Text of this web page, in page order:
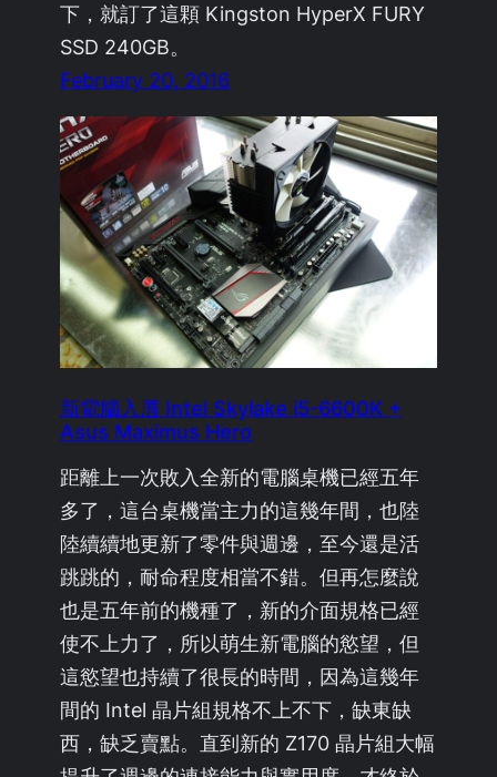
下，就訂了這顆 Kingston HyperX FURY
SSD 240GB。
February 20, 2016
新電腦入厝 Intel Skylake i5-6600K +
Asus Maximus Hero
距離上一次敗入全新的電腦桌機已經五年
多了，這台桌機當主力的這幾年間，也陸
陸續續地更新了零件與週邊，至今還是活
跳跳的，耐命程度相當不錯。但再怎麼說
也是五年前的機種了，新的介面規格已經
使不上力了，所以萌生新電腦的慾望，但
這慾望也持續了很長的時間，因為這幾年
間的 Intel 晶片組規格不上不下，缺東缺
西，缺乏賣點。直到新的 Z170 晶片組大幅